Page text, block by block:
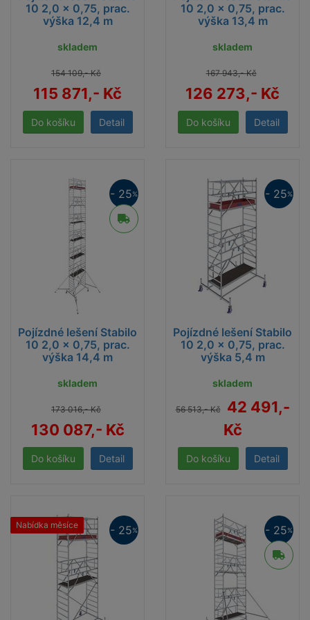
Počet potřebných stabilizačních závaží, resp. využití
stabilizátorů, jsou dle zvolené konfigurace a užití
lešení uvedeny v návodu k montáži a používání.
Pojízdné hliníkové lešení - Stabilo řada 10
10 2,0 x 0,75, prac.
výška 12,4 m
skladem
154 109,- Kč
115 871,- Kč
Detail
10 2,0 x 0,75, prac.
výška 13,4 m
skladem
167 943,- Kč
126 273,- Kč
Detail
Pojízdné lešení Stabilo
10 2,0 x 0,75, prac.
výška 14,4 m
skladem
173 016,- Kč
130 087,- Kč
Detail
- 25%
Pojízdné lešení Stabilo
10 2,0 x 0,75, prac.
výška 5,4 m
skladem
56 513,- Kč
42 491,-
Kč
Detail
- 25%
Nabídka měsíce - 25% - 25%